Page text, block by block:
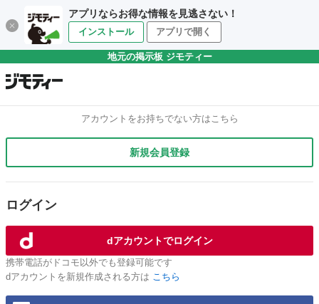
アプリならお得な情報を見逃さない！
インストール アプリで開く
地元の掲示板 ジモティー
アカウントをお持ちでない方はこちら
新規会員登録
ログイン
dアカウントでログイン
携帯電話がドコモ以外でも登録可能です
dアカウントを新規作成される方は こちら